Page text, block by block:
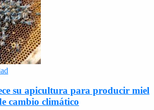
su apicultura para producir miel
cambio climático